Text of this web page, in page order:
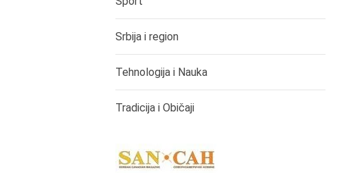
Srbija i region
Tehnologija i Nauka
Tradicija i Običaji